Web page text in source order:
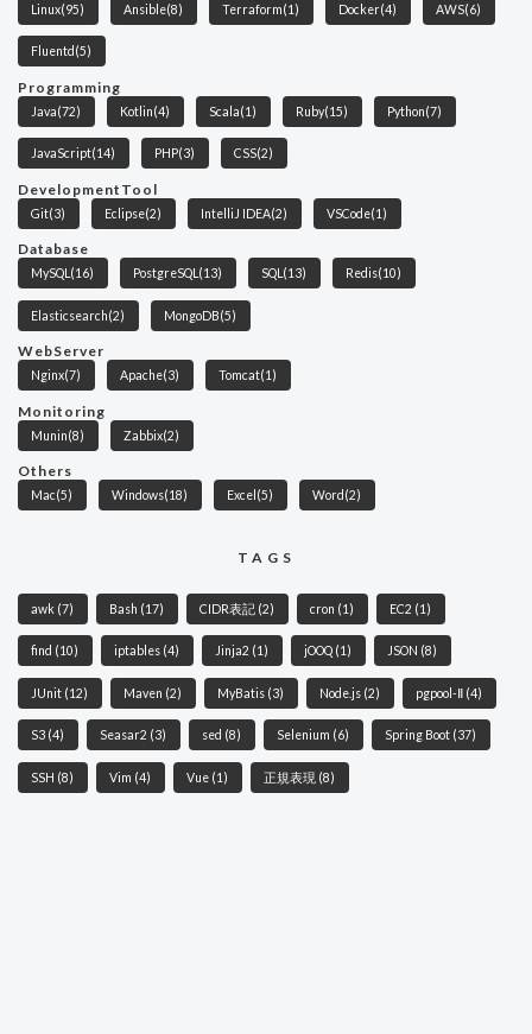
Linux(95) Ansible(8) Terraform(1) Docker(4) AWS(6)
Fluentd (5)
Programming
Java(72) Kotlin(4) Scala(1) Ruby(15) Python(7)
JavaScript(14) PHP(3) CSS(2)
DevelopmentTool
Git(3) Eclipse(2) IntelliJ IDEA(2) VSCode(1)
Database
MySQL (16) PostgreSQL (13) SQL (13) Redis(10)
Elasticsearch(2) MongoDB(5)
WebServer
Nginx(7) Apache(3) Tomcat(1)
Monitoring
Munin(8) Zabbix(2)
Others
Mac(5) Windows(18) Excel (5) Word (2)
TAGS
awk (7) Bash (17) CIDR表記 (2) cron (1) EC2 (1)
find (10) iptables (4) Jinja2 (1) jOOQ (1) JSON (8)
JUnit (12) Maven (2) MyBatis (3) Node.js (2) pgpool-Ⅱ (4)
S3 (4) Seasar2 (3) sed (8) Selenium (6) Spring Boot (37)
SSH (8) Vim (4) Vue (1) 正規表現 (8)